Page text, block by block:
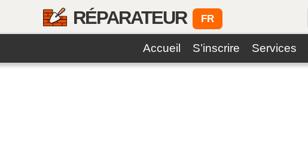
RÉPARATEUR FR
Accueil S’inscrire Services